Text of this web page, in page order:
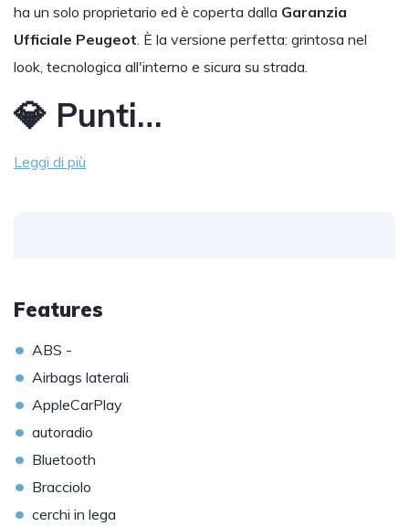
ha un solo proprietario ed è coperta dalla Garanzia
Ufficiale Peugeot. È la versione perfetta: grintosa nel
look, tecnologica all'interno e sicura su strada.
💎 Punti…
Leggi di più
Features
• ABS -
• Airbags laterali
• AppleCarPlay
• autoradio
• Bluetooth
• Bracciolo
• cerchi in lega